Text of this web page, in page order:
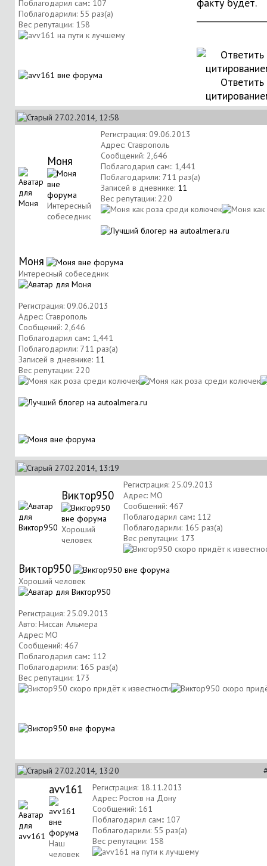
Поблагодарил сам:: 107
Поблагодарили: 55 раз(а)
Вес репутации: 158
факту будет.
Ответить
27.02.2014, 12:58
Моня
Интересный
собеседник
Регистрация: 09.06.2013
Адрес: Ставрополь
Сообщений: 2,646
Поблагодарил сам:: 1,441
Поблагодарили: 711 раз(а)
Записей в дневнике: 11
Вес репутации: 220
Моня
Интересный собеседник
Регистрация: 09.06.2013
Адрес: Ставрополь
Сообщений: 2,646
Поблагодарил сам:: 1,441
Поблагодарили: 711 раз(а)
Записей в дневнике: 11
Вес репутации: 220
27.02.2014, 13:19
Виктор950
Хороший
человек
Регистрация: 25.09.2013
Адрес: МО
Сообщений: 467
Поблагодарил сам:: 112
Поблагодарили: 165 раз(а)
Вес репутации: 173
Виктор950
Хороший человек
Регистрация: 25.09.2013
Авто: Ниссан Альмера
Адрес: МО
Сообщений: 467
Поблагодарил сам:: 112
Поблагодарили: 165 раз(а)
Вес репутации: 173
27.02.2014, 13:20
avv161
Наш
человек
Регистрация: 18.11.2013
Адрес: Ростов на Дону
Сообщений: 161
Поблагодарил сам:: 107
Поблагодарили: 55 раз(а)
Вес репутации: 158